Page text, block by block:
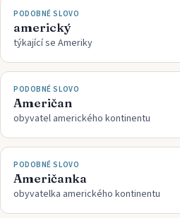
PODOBNÉ SLOVO
americký
týkající se Ameriky
PODOBNÉ SLOVO
Američan
obyvatel amerického kontinentu
PODOBNÉ SLOVO
Američanka
obyvatelka amerického kontinentu